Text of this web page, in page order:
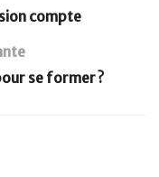
compte
se former ?